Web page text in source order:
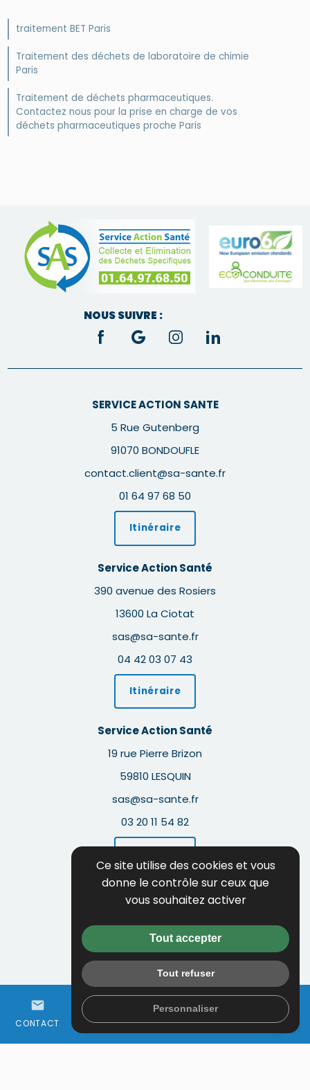
traitement BET Paris
Traitement des déchets de laboratoire de chimie
Paris
Traitement de déchets pharmaceutiques.
Contactez nous pour la prise en charge de vos
déchets pharmaceutiques proche Paris
mail
CONTACT 01 64 97 68 50 WHATSAPP
person
ESPACE
NOUS SUIVRE :
SERVICE ACTION SANTE
5 Rue Gutenberg
91070 BONDOUFLE
contact.client@sa-sante.fr
01 64 97 68 50
Itinéraire
Service Action Santé
390 avenue des Rosiers
13600 La Ciotat
sas@sa-sante.fr
04 42 03 07 43
Itinéraire
Service Action Santé
19 rue Pierre Brizon
59810 LESQUIN
sas@sa-sante.fr
03 20 11 54 82
Guide local
Mentions légales
Politique de confidentialité
Flux RSS
Gestion des cookies
Ce site utilise des cookies et vous
donne le contrôle sur ceux que
vous souhaitez activer
Tout accepter
Tout refuser
Personnaliser